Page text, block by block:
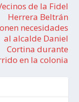
de la Fidel
Herrera Beltrán
necesidades
al alcalde Daniel
Cortina durante
en la colonia